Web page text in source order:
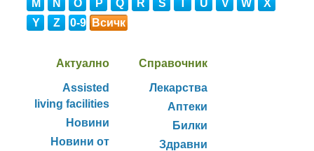
M
N O P Q R S T U V W
X
Y
Z 0-9 Всичк
Актуално
Assisted
living facilities
Новини
Новини от
Справочник
Лекарства
Аптеки
Билки
Здравни